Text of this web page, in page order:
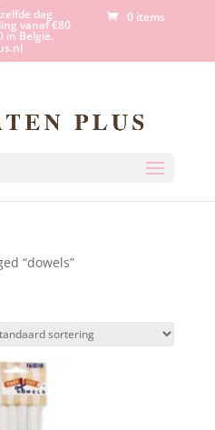
dag
vanaf €80
in België.
0 items
“dowels”